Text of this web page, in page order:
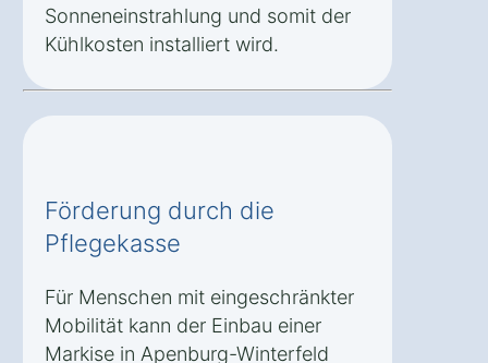
Sonneneinstrahlung und somit der
Kühlkosten installiert wird.
Förderung durch die
Pflegekasse
Für Menschen mit eingeschränkter
Mobilität kann der Einbau einer
Markise in Apenburg-Winterfeld